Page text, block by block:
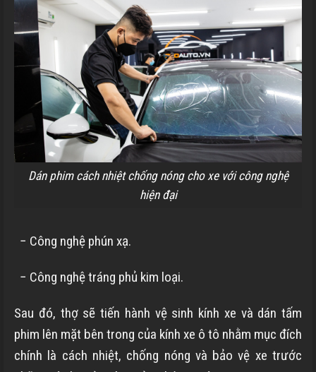
Dán phim cách nhiệt chống nóng cho xe với công nghệ
hiện đại
− Công nghệ phún xạ.
− Công nghệ tráng phủ kim loại.
Sau đó, thợ sẽ tiến hành vệ sinh kính xe và dán tấm
phim lên mặt bên trong của kính xe ô tô nhằm mục đích
chính là cách nhiệt, chống nóng và bảo vệ xe trước